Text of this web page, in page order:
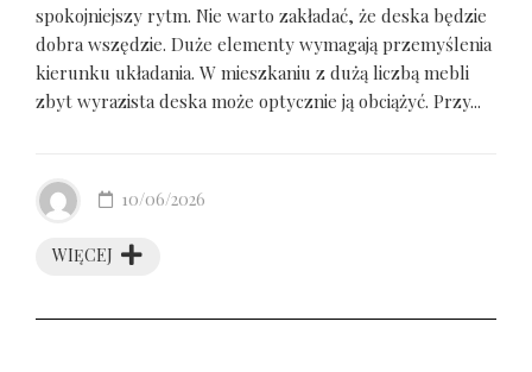
spokojniejszy rytm. Nie warto zakładać, że deska będzie
dobra wszędzie. Duże elementy wymagają przemyślenia
kierunku układania. W mieszkaniu z dużą liczbą mebli
zbyt wyrazista deska może optycznie ją obciążyć. Przy...
WIĘCEJ
10/06/2026